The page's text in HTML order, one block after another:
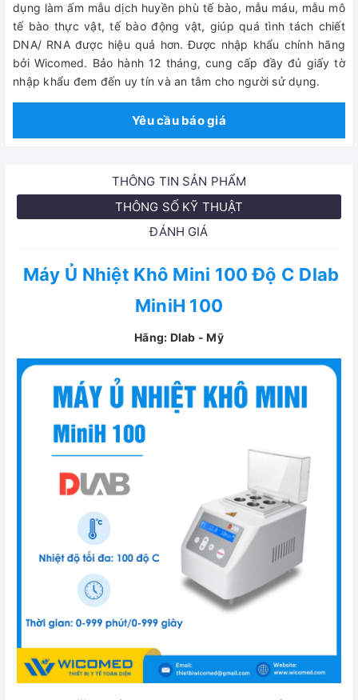
dụng làm ấm mẫu dịch huyền phù tế bào, mẫu máu, mẫu mô
tế bào thực vật, tế bào động vật, giúp quá tình tách chiết
DNA/ RNA được hiệu quả hơn. Được nhập khẩu chính hãng
bởi Wicomed. Bảo hành 12 tháng, cung cấp đầy đủ giấy tờ
nhập khẩu đem đến uy tín và an tâm cho người sử dụng.
Yêu cầu báo giá
THÔNG TIN SẢN PHẨM
THÔNG SỐ KỸ THUẬT
ĐÁNH GIÁ
Máy Ủ Nhiệt Khô Mini 100 Độ C Dlab
MiniH 100
Hãng: Dlab - Mỹ